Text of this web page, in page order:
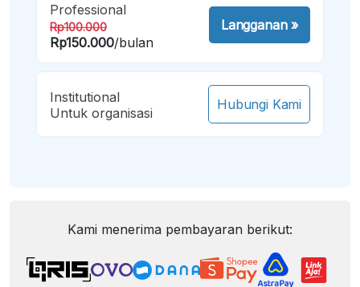
Professional
Rp100.000
Rp150.000/bulan
Langganan»
Institutional
Untuk organisasi
Hubungi Kami
Kami menerima pembayaran berikut: